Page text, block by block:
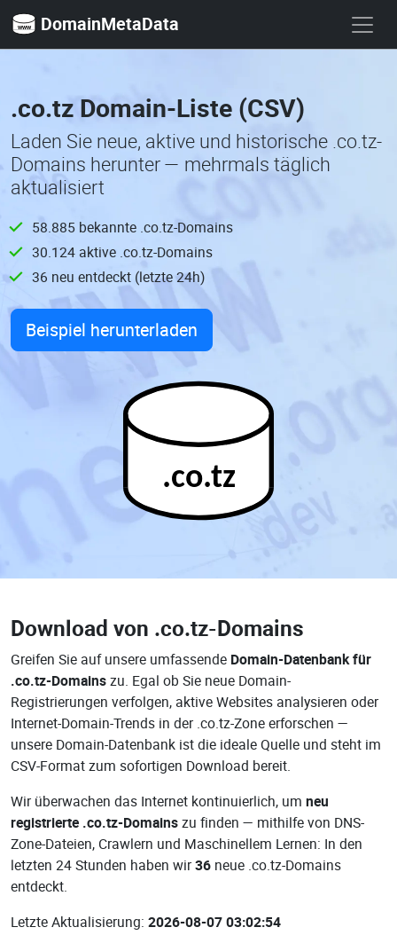
DomainMetaData
.co.tz Domain-Liste (CSV)
Laden Sie neue, aktive und historische .co.tz-
Domains herunter — mehrmals täglich
aktualisiert
58.885 bekannte .co.tz-Domains
30.124 aktive .co.tz-Domains
36 neu entdeckt (letzte 24h)
Beispiel herunterladen
.co.tz
Download von .co.tz-Domains
Greifen Sie auf unsere umfassende Domain-Datenbank für
.co.tz-Domainszu. Egal ob Sie neue Domain-
Registrierungen verfolgen, aktive Websites analysieren oder
Internet-Domain-Trends in der .co.tz-Zone erforschen —
unsere Domain-Datenbank ist die ideale Quelle und steht im
CSV-Format zum sofortigen Download bereit.
Wir überwachen das Internet kontinuierlich, um neu
registrierte .co.tz-Domainszu finden — mithilfe von DNS-
Zone-Dateien, Crawlern und Maschinellem Lernen: In den
letzten 24 Stunden haben wir36 neue .co.tz-Domains
entdeckt.
Letzte Aktualisierung: 2026-08-07 03:02:54